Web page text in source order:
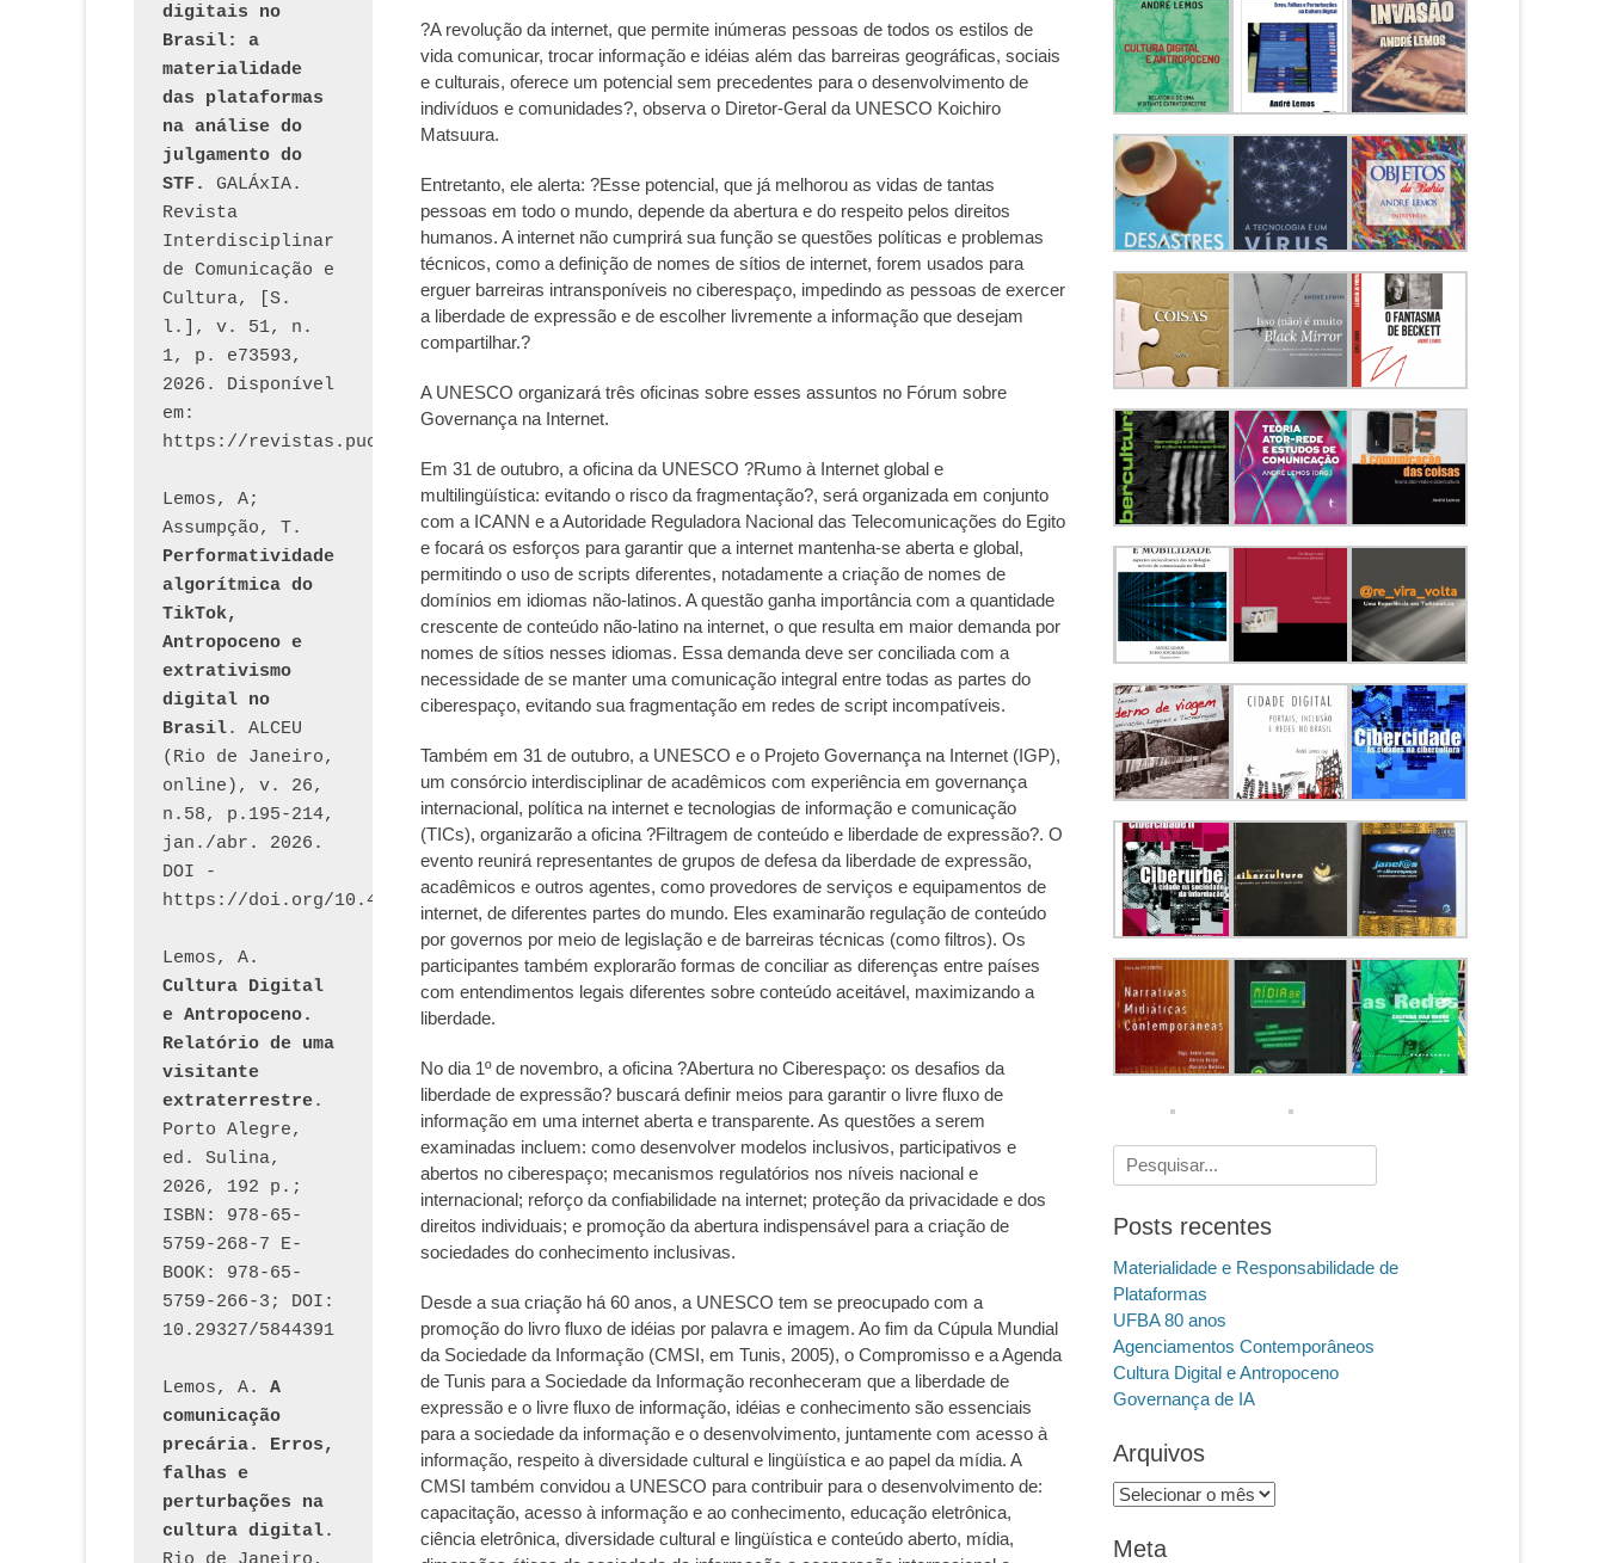
?A revolução da internet, que permite inúmeras pessoas de todos os estilos de
vida comunicar, trocar informação e idéias além das barreiras geográficas, sociais
e culturais, oferece um potencial sem precedentes para o desenvolvimento de
indivíduos e comunidades?, observa o Diretor-Geral da UNESCO Koichiro
Matsuura.
Entretanto, ele alerta: ?Esse potencial, que já melhorou as vidas de tantas
pessoas em todo o mundo, depende da abertura e do respeito pelos direitos
humanos. A internet não cumprirá sua função se questões políticas e problemas
técnicos, como a definição de nomes de sítios de internet, forem usados para
erguer barreiras intransponíveis no ciberespaço, impedindo as pessoas de exercer
a liberdade de expressão e de escolher livremente a informação que desejam
compartilhar.?
A UNESCO organizará três oficinas sobre esses assuntos no Fórum sobre
Governança na Internet.
Em 31 de outubro, a oficina da UNESCO ?Rumo à Internet global e
multilingüística: evitando o risco da fragmentação?, será organizada em conjunto
com a ICANN e a Autoridade Reguladora Nacional das Telecomunicações do Egito
e focará os esforços para garantir que a internet mantenha-se aberta e global,
permitindo o uso de scripts diferentes, notadamente a criação de nomes de
domínios em idiomas não-latinos. A questão ganha importância com a quantidade
crescente de conteúdo não-latino na internet, o que resulta em maior demanda por
nomes de sítios nesses idiomas. Essa demanda deve ser conciliada com a
necessidade de se manter uma comunicação integral entre todas as partes do
ciberespaço, evitando sua fragmentação em redes de script incompatíveis.
Também em 31 de outubro, a UNESCO e o Projeto Governança na Internet (IGP),
um consórcio interdisciplinar de acadêmicos com experiência em governança
internacional, política na internet e tecnologias de informação e comunicação
(TICs), organizarão a oficina ?Filtragem de conteúdo e liberdade de expressão?. O
evento reunirá representantes de grupos de defesa da liberdade de expressão,
acadêmicos e outros agentes, como provedores de serviços e equipamentos de
internet, de diferentes partes do mundo. Eles examinarão regulação de conteúdo
por governos por meio de legislação e de barreiras técnicas (como filtros). Os
participantes também explorarão formas de conciliar as diferenças entre países
com entendimentos legais diferentes sobre conteúdo aceitável, maximizando a
liberdade.
No dia 1º de novembro, a oficina ?Abertura no Ciberespaço: os desafios da
liberdade de expressão? buscará definir meios para garantir o livre fluxo de
informação em uma internet aberta e transparente. As questões a serem
examinadas incluem: como desenvolver modelos inclusivos, participativos e
abertos no ciberespaço; mecanismos regulatórios nos níveis nacional e
internacional; reforço da confiabilidade na internet; proteção da privacidade e dos
direitos individuais; e promoção da abertura indispensável para a criação de
sociedades do conhecimento inclusivas.
Desde a sua criação há 60 anos, a UNESCO tem se preocupado com a
promoção do livro fluxo de idéias por palavra e imagem. Ao fim da Cúpula Mundial
da Sociedade da Informação (CMSI, em Tunis, 2005), o Compromisso e a Agenda
de Tunis para a Sociedade da Informação reconheceram que a liberdade de
expressão e o livre fluxo de informação, idéias e conhecimento são essenciais
para a sociedade da informação e o desenvolvimento, juntamente com acesso à
informação, respeito à diversidade cultural e lingüística e ao papel da mídia. A
CMSI também convidou a UNESCO para contribuir para o desenvolvimento de:
capacitação, acesso à informação e ao conhecimento, educação eletrônica,
ciência eletrônica, diversidade cultural e lingüística e conteúdo aberto, mídia,
Pesquisar
por:
Posts recentes
Materialidade e Responsabilidade de
Plataformas
UFBA 80 anos
Agenciamentos Contemporâneos
Cultura Digital e Antropoceno
Governança de IA
Arquivos
Arquivos
Meta
digitais no
Brasil: a
materialidade
das plataformas
na análise do
julgamento do
STF.
GALÁxIA.
Revista
Interdisciplinar
de Comunicação e
Cultura, [S.
l.], v. 51, n.
1, p. e73593,
2026. Disponível
em:
Lemos, A;
Performatividade
algorítmica do
TikTok,
Antropoceno e
extrativismo
digital no
Brasil. ALCEU
(Rio de Janeiro,
online), v. 26,
n.58, p.195-214,
jan./abr. 2026.
DOI -
https://doi.org/10.46391/ALCEU.v26.ed58.2026.528
Cultura Digital
e Antropoceno.
Relatório de uma
visitante
extraterrestre.
Porto Alegre,
ed. Sulina,
2026, 192 p.;
ISBN: 978-65-
5759-268-7 E-
BOOK: 978-65-
5759-266-3; DOI:
10.29327/5844391
Lemos, A. A
comunicação
precária. Erros,
falhas e
perturbações na
cultura digital.